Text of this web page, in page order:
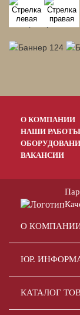
О КОМПАНИИ
НАШИ РАБОТЫ
ВАКАНСИИ
О
ЮР.
КАТАЛОГ